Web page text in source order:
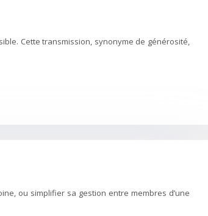
Cette transmission, synonyme de générosité,
ou simplifier sa gestion entre membres d’une